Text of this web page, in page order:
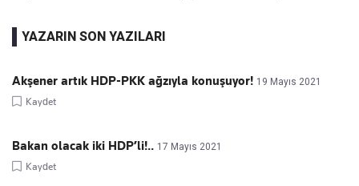
YAZARIN SON YAZILARI
Akşener artık HDP-PKK ağzıyla konuşuyor! 19 Mayıs 2021
Kaydet
Bakan olacak iki HDP’li!.. 17 Mayıs 2021
Kaydet